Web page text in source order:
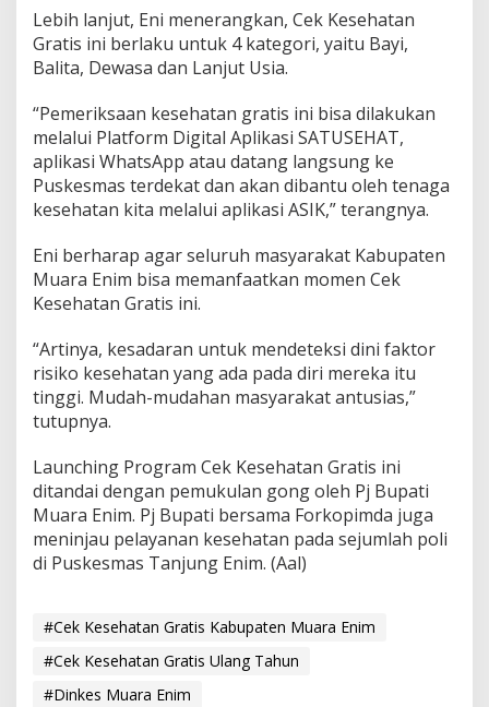
Lebih lanjut, Eni menerangkan, Cek Kesehatan
Gratis ini berlaku untuk 4 kategori, yaitu Bayi,
Balita, Dewasa dan Lanjut Usia.
“Pemeriksaan kesehatan gratis ini bisa dilakukan
melalui Platform Digital Aplikasi SATUSEHAT,
aplikasi WhatsApp atau datang langsung ke
Puskesmas terdekat dan akan dibantu oleh tenaga
kesehatan kita melalui aplikasi ASIK,” terangnya.
Eni berharap agar seluruh masyarakat Kabupaten
Muara Enim bisa memanfaatkan momen Cek
Kesehatan Gratis ini.
“Artinya, kesadaran untuk mendeteksi dini faktor
risiko kesehatan yang ada pada diri mereka itu
tinggi. Mudah-mudahan masyarakat antusias,”
tutupnya.
Launching Program Cek Kesehatan Gratis ini
ditandai dengan pemukulan gong oleh Pj Bupati
Muara Enim. Pj Bupati bersama Forkopimda juga
meninjau pelayanan kesehatan pada sejumlah poli
di Puskesmas Tanjung Enim. (Aal)
#Cek Kesehatan Gratis Kabupaten Muara Enim
#Cek Kesehatan Gratis Ulang Tahun
#Dinkes Muara Enim